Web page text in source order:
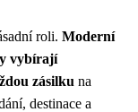
roli. Moderní
vybírají
zásilku na
destinace a